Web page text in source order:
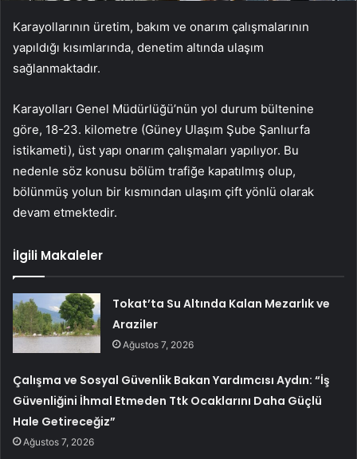
Karayollarının üretim, bakım ve onarım çalışmalarının
yapıldığı kısımlarında, denetim altında ulaşım
sağlanmaktadır.
Karayolları Genel Müdürlüğü’nün yol durum bültenine
göre, 18-23. kilometre (Güney Ulaşım Şube Şanlıurfa
istikameti), üst yapı onarım çalışmaları yapılıyor. Bu
nedenle söz konusu bölüm trafiğe kapatılmış olup,
bölünmüş yolun bir kısmından ulaşım çift yönlü olarak
devam etmektedir.
İlgili Makaleler
Tokat’ta Su Altında Kalan Mezarlık ve
Araziler
Ağustos 7, 2026
Çalışma ve Sosyal Güvenlik Bakan Yardımcısı Aydın: “İş
Güvenliğini İhmal Etmeden Ttk Ocaklarını Daha Güçlü
Hale Getireceğiz”
Ağustos 7, 2026